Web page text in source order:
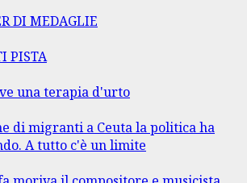
DI MEDAGLIE
PISTA
una terapia d'urto
di migranti a Ceuta la politica ha
A tutto c'è un limite